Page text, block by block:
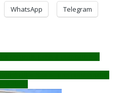
WhatsApp Telegram